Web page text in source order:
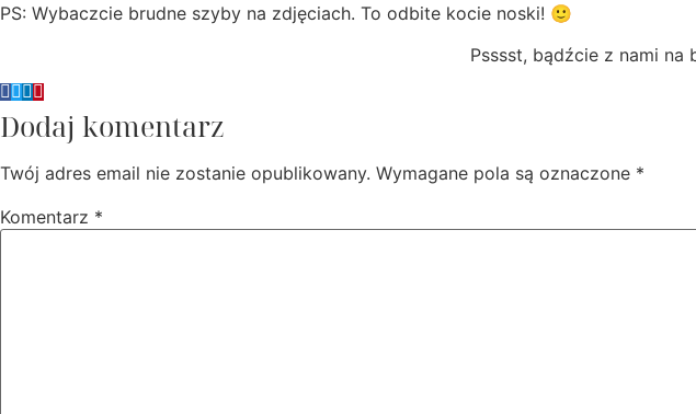
PS: Wybaczcie brudne szyby na zdjęciach. To odbite kocie noski! 🙂
Psssst, bądźcie z nami na
Dodaj komentarz
Twój adres email nie zostanie opublikowany. Wymagane pola są oznaczone *
Komentarz *